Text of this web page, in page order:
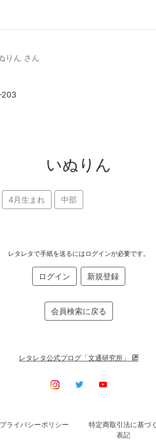
りん さん
203
いぬりん
4月生まれ 中部
レタレタで手紙を送るにはログインが必要です。
ログイン 新規登録
会員検索に戻る
レタレタ公式ブログ「文通研究所」
プライバシーポリシー
特定商取引法に基づく
表記